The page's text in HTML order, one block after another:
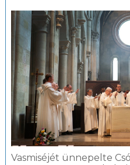
Vasmiséjét ünnepelte